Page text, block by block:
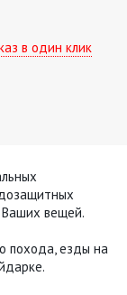
в один клик
вещей.
похода, езды на